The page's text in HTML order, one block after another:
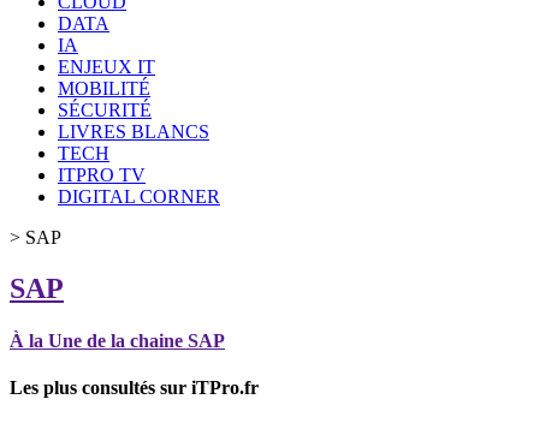
DATA
IA
ENJEUX IT
MOBILITÉ
SÉCURITÉ
LIVRES BLANCS
TECH
ITPRO TV
DIGITAL CORNER
> SAP
SAP
À la Une de la chaine SAP
Les plus consultés sur iTPro.fr